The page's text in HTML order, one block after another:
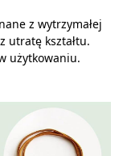
z wytrzymałej
utratę kształtu.
użytkowaniu.